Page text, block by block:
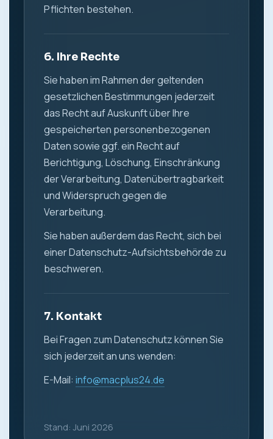
Pflichten bestehen.
6. Ihre Rechte
Sie haben im Rahmen der geltenden
gesetzlichen Bestimmungen jederzeit
das Recht auf Auskunft über Ihre
gespeicherten personenbezogenen
Daten sowie ggf. ein Recht auf
Berichtigung, Löschung, Einschränkung
der Verarbeitung, Datenübertragbarkeit
und Widerspruch gegen die
Verarbeitung.
Sie haben außerdem das Recht, sich bei
einer Datenschutz-Aufsichtsbehörde zu
beschweren.
7. Kontakt
Bei Fragen zum Datenschutz können Sie
sich jederzeit an uns wenden:
E-Mail: info@macplus24.de
Stand: Juni 2026